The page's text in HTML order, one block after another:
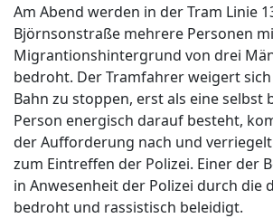
Am Abend werden in der Tram Linie
Björnsonstraße mehrere Personen
Migrantionshintergrund von drei
bedroht. Der Tramfahrer weigert
Bahn zu stoppen, erst als eine selbst
Person energisch darauf besteht,
der Aufforderung nach und
zum Eintreffen der Polizei. Einer der
in Anwesenheit der Polizei durch die
bedroht und rassistisch beleidigt.